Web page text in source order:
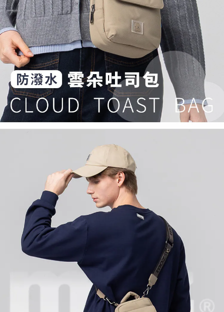
權轉讓予恩沛科技股份有限公司。
２．關於個人資料處理事宜，請瀏覽以下網址：
https://aftee.tw/terms/#terms3
３．未成年的使用者請事先徵得法定代理人或監護人之同意方可使用
「AFTEE先享後付」，若未經同意申辦者引起之損失，本公司不負相關責
任。
４．使用「AFTEE先享後付」時，將依據個別帳號之用戶狀況，依本公司即
時審查核予不同之上限額度；若仍有額度不足之情形，本公司將視審查結果
請求用戶進行身份認證。
５．嚴禁一人註冊多個帳號或使用他人資訊註冊。若發現惡意使用之情形，
恩沛科技股份有限公司將有權停止該用戶之使用額度並採取法律行動。